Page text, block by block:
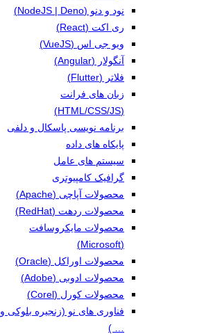
نود و دنو (NodeJS | Deno)
ری اکت (React)
ویو جی اس (VueJS)
آنگولار (Angular)
فلاتر (Flutter)
زبان های فرانت
(HTML/CSS/JS)
برنامه نویسی پاسکال و دلفی
پایکاه های داده
سیستم های عامل
گرافیک کامپیوتری
محصولات آپاچی (Apache)
محصولات ردهت (RedHat)
محصولات مایکروسافت
(Microsoft)
محصولات اوراکل (Oracle)
محصولات ادوبی (Adobe)
محصولات کورل (Corel)
فناوری های نو (زنجیره بلوکی و
… )